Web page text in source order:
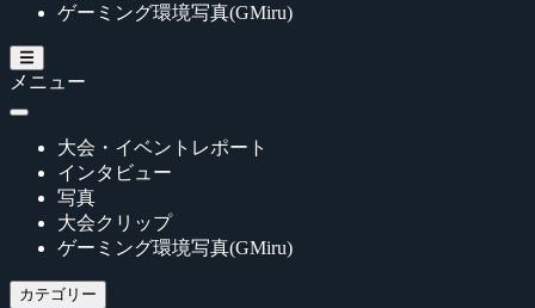
ゲーミング環境写真(GMiru)
メニュー
大会・イベントレポート
インタビュー
写真
大会クリップ
ゲーミング環境写真(GMiru)
カテゴリー